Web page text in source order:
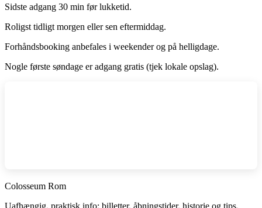
Sidste adgang 30 min før lukketid.
Roligst tidligt morgen eller sen eftermiddag.
Forhåndsbooking anbefales i weekender og på helligdage.
Nogle første søndage er adgang gratis (tjek lokale opslag).
Colosseum Rom